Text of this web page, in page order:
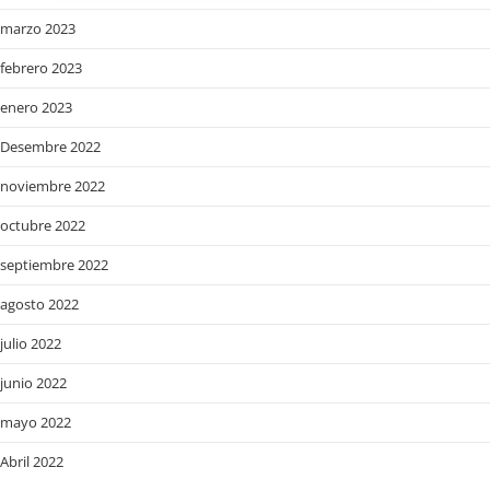
marzo 2023
febrero 2023
enero 2023
Desembre 2022
noviembre 2022
octubre 2022
septiembre 2022
agosto 2022
julio 2022
junio 2022
mayo 2022
Abril 2022